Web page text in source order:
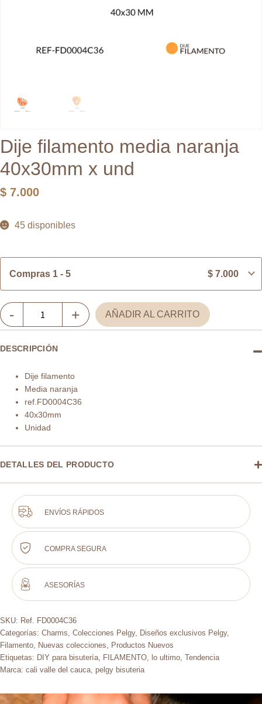
Dije filamento media naranja
40x30mm x und
$ 7.000
45 disponibles
Compras 1 - 5 $ 7.000
-
naranja
x
und
cantidad
+ AÑADIR AL CARRITO
DESCRIPCIÓN
Dije filamento
Media naranja
ref.FD0004C36
40x30mm
Unidad
DETALLES DEL PRODUCTO
ENVÍOS RÁPIDOS
COMPRA SEGURA
ASESORÍAS
SKU: Ref. FD0004C36
Categorías: Charms, Colecciones Pelgy, Diseños exclusivos Pelgy,
Filamento, Nuevas colecciones, Productos Nuevos
Etiquetas: DIY para bisutería, FILAMENTO, lo ultimo, Tendencia
Marca: cali valle del cauca, pelgy bisuteria